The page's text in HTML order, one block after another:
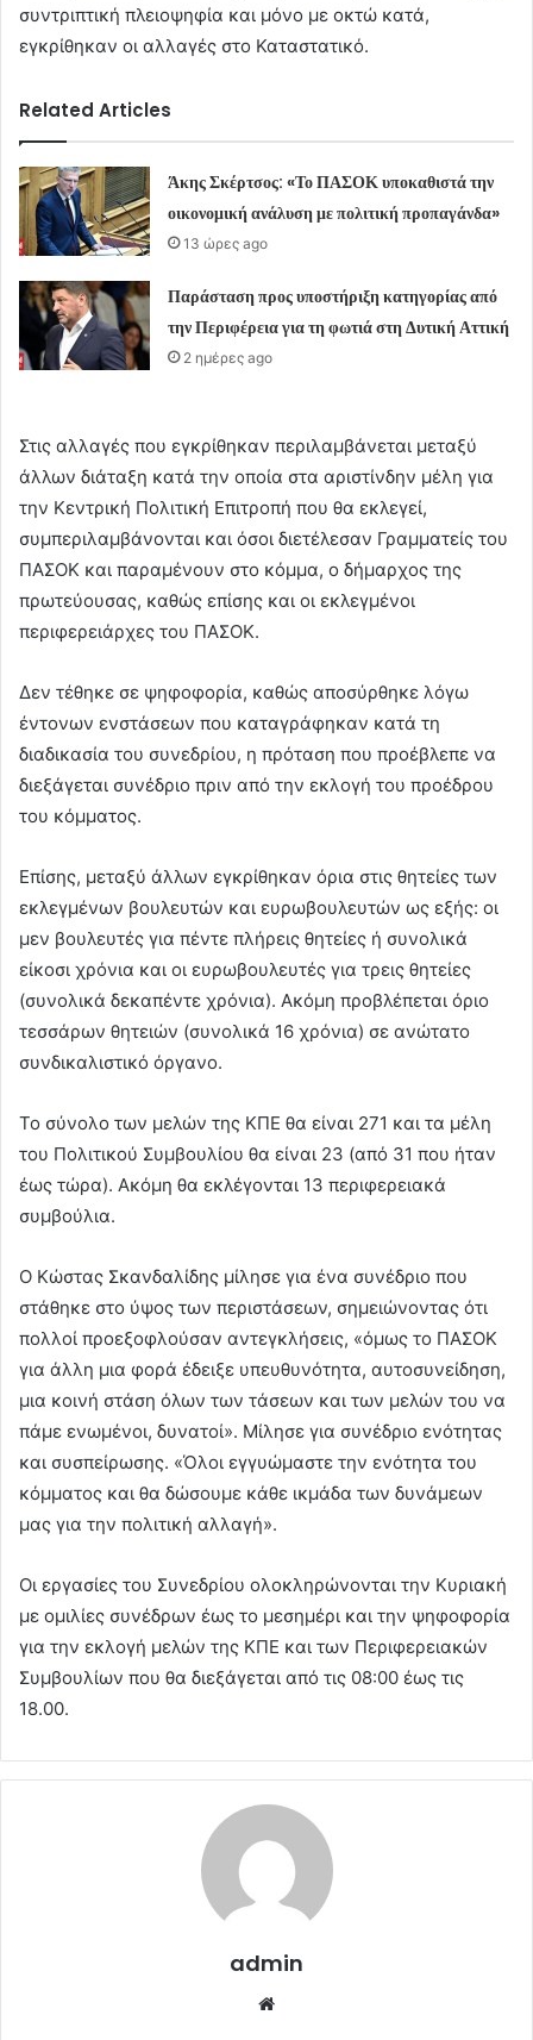
συντριπτική πλειοψηφία και μόνο με οκτώ κατά,
εγκρίθηκαν οι αλλαγές στο Καταστατικό.
Related Articles
Άκης Σκέρτσος: «Το ΠΑΣΟΚ υποκαθιστά την
οικονομική ανάλυση με πολιτική προπαγάνδα»
13 ώρες ago
Παράσταση προς υποστήριξη κατηγορίας από
την Περιφέρεια για τη φωτιά στη Δυτική Αττική
2 ημέρες ago
Στις αλλαγές που εγκρίθηκαν περιλαμβάνεται μεταξύ
άλλων διάταξη κατά την οποία στα αριστίνδην μέλη για
την Κεντρική Πολιτική Επιτροπή που θα εκλεγεί,
συμπεριλαμβάνονται και όσοι διετέλεσαν Γραμματείς του
ΠΑΣΟΚ και παραμένουν στο κόμμα, ο δήμαρχος της
πρωτεύουσας, καθώς επίσης και οι εκλεγμένοι
περιφερειάρχες του ΠΑΣΟΚ.
Δεν τέθηκε σε ψηφοφορία, καθώς αποσύρθηκε λόγω
έντονων ενστάσεων που καταγράφηκαν κατά τη
διαδικασία του συνεδρίου, η πρόταση που προέβλεπε να
διεξάγεται συνέδριο πριν από την εκλογή του προέδρου
του κόμματος.
Επίσης, μεταξύ άλλων εγκρίθηκαν όρια στις θητείες των
εκλεγμένων βουλευτών και ευρωβουλευτών ως εξής: οι
μεν βουλευτές για πέντε πλήρεις θητείες ή συνολικά
είκοσι χρόνια και οι ευρωβουλευτές για τρεις θητείες
(συνολικά δεκαπέντε χρόνια). Ακόμη προβλέπεται όριο
τεσσάρων θητειών (συνολικά 16 χρόνια) σε ανώτατο
συνδικαλιστικό όργανο.
Το σύνολο των μελών της ΚΠΕ θα είναι 271 και τα μέλη
του Πολιτικού Συμβουλίου θα είναι 23 (από 31 που ήταν
έως τώρα). Ακόμη θα εκλέγονται 13 περιφερειακά
συμβούλια.
Ο Κώστας Σκανδαλίδης μίλησε για ένα συνέδριο που
στάθηκε στο ύψος των περιστάσεων, σημειώνοντας ότι
πολλοί προεξοφλούσαν αντεγκλήσεις, «όμως το ΠΑΣΟΚ
για άλλη μια φορά έδειξε υπευθυνότητα, αυτοσυνείδηση,
μια κοινή στάση όλων των τάσεων και των μελών του να
πάμε ενωμένοι, δυνατοί». Μίλησε για συνέδριο ενότητας
και συσπείρωσης. «Όλοι εγγυώμαστε την ενότητα του
κόμματος και θα δώσουμε κάθε ικμάδα των δυνάμεων
μας για την πολιτική αλλαγή».
Οι εργασίες του Συνεδρίου ολοκληρώνονται την Κυριακή
με ομιλίες συνέδρων έως το μεσημέρι και την ψηφοφορία
για την εκλογή μελών της ΚΠΕ και των Περιφερειακών
Συμβουλίων που θα διεξάγεται από τις 08:00 έως τις
18.00.
admin